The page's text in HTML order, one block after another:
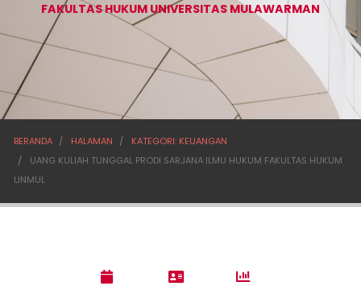
FAKULTAS HUKUM UNIVERSITAS MULAWARMAN
BERANDA HALAMAN
KATEGORI: KEUANGAN
UANG KULIAH TUNGGAL PRODI SARJANA ILMU HUKUM FAKULTAS HUKUM
UNMUL